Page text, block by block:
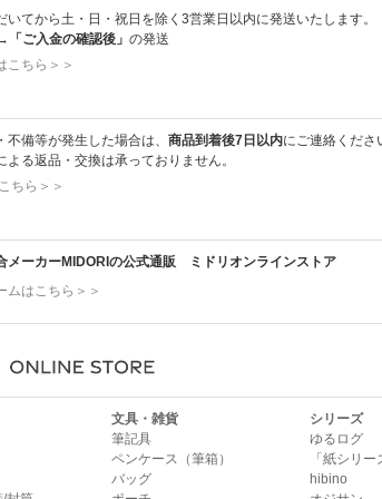
いてから土・日・祝日を除く3営業日以内に発送いたします。
「ご入金の確認後」 の発送
こちら＞＞
不備等が発生した場合は、 商品到着後7日以内にご連絡くださ
よる返品・交換は承っておりません。
ちら＞＞
メーカーMIDORIの公式通販 ミドリオンラインストア
ムはこちら＞＞
文具・雑貨
筆記具
ペンケース（筆箱）
バッグ
シリーズ
ゆるログ
「紙シリー
hibino